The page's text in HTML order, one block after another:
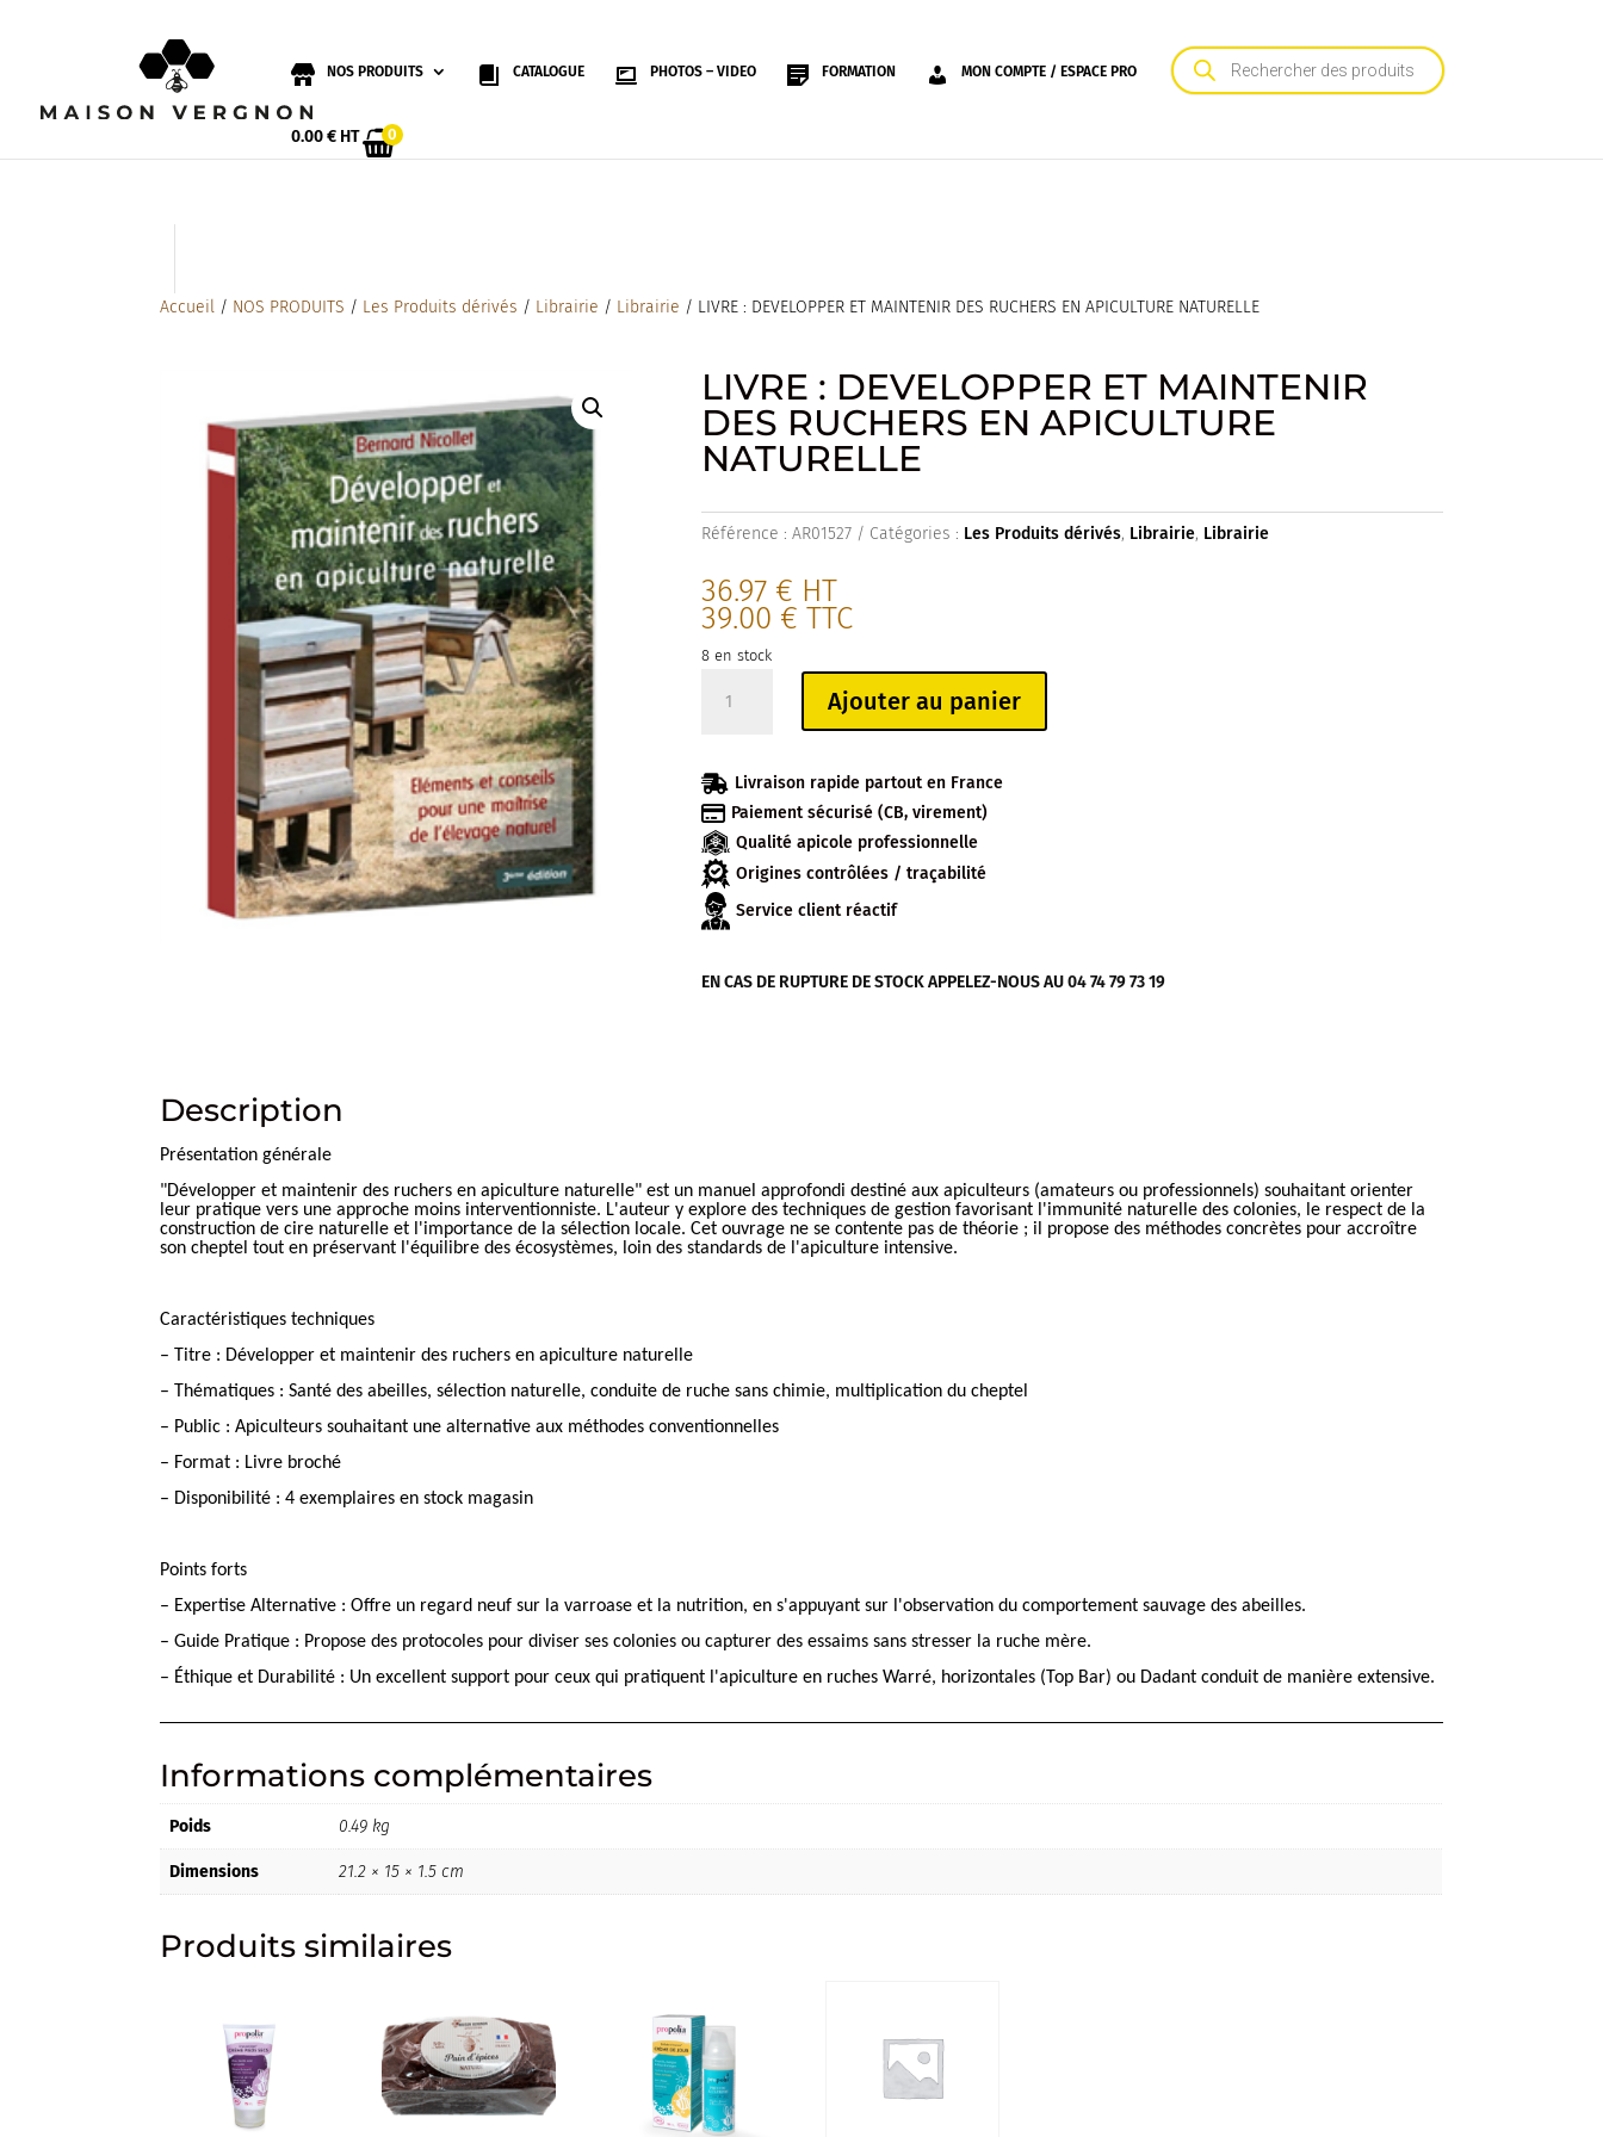
NOS PRODUITS CATALOGUE PHOTOS – VIDEO FORMATION MON COMPTE / ESPACE PRO
Recherche
de
produits
0.00€ HT 0
Accueil / NOS PRODUITS / Les Produits dérivés / Librairie / Librairie / LIVRE : DEVELOPPER ET MAINTENIR DES RUCHERS EN APICULTURE NATURELLE
LIVRE : DEVELOPPER ET MAINTENIR
DES RUCHERS EN APICULTURE
NATURELLE
Référence :AR01527 Catégories : Les Produits dérivés, Librairie, Librairie
36.97 € HT
39.00 € TTC
8 en stock
DEVELOPPER
ET
MAINTENIR
DES
RUCHERS
EN
NATURELLE
Ajouter au panier
 Livraison rapide partout en France
 Paiement sécurisé (CB, virement)
Qualité apicole professionnelle
Origines contrôlées / traçabilité
Service client réactif
EN CAS DE RUPTURE DE STOCK APPELEZ-NOUS AU 04 74 79 73 19
Description
Présentation générale
"Développer et maintenir des ruchers en apiculture naturelle" est un manuel approfondi destiné aux apiculteurs (amateurs ou professionnels) souhaitant orienter
leur pratique vers une approche moins interventionniste. L'auteur y explore des techniques de gestion favorisant l'immunité naturelle des colonies, le respect de la
construction de cire naturelle et l'importance de la sélection locale. Cet ouvrage ne se contente pas de théorie ; il propose des méthodes concrètes pour accroître
son cheptel tout en préservant l'équilibre des écosystèmes, loin des standards de l'apiculture intensive.
Caractéristiques techniques
– Titre : Développer et maintenir des ruchers en apiculture naturelle
– Thématiques : Santé des abeilles, sélection naturelle, conduite de ruche sans chimie, multiplication du cheptel
– Public : Apiculteurs souhaitant une alternative aux méthodes conventionnelles
– Format : Livre broché
– Disponibilité : 4 exemplaires en stock magasin
Points forts
– Expertise Alternative : Offre un regard neuf sur la varroase et la nutrition, en s'appuyant sur l'observation du comportement sauvage des abeilles.
– Guide Pratique : Propose des protocoles pour diviser ses colonies ou capturer des essaims sans stresser la ruche mère.
– Éthique et Durabilité : Un excellent support pour ceux qui pratiquent l'apiculture en ruches Warré, horizontales (Top Bar) ou Dadant conduit de manière extensive.
Informations complémentaires
Poids 0.49 kg
Dimensions 21.2 × 15 × 1.5 cm
Produits similaires